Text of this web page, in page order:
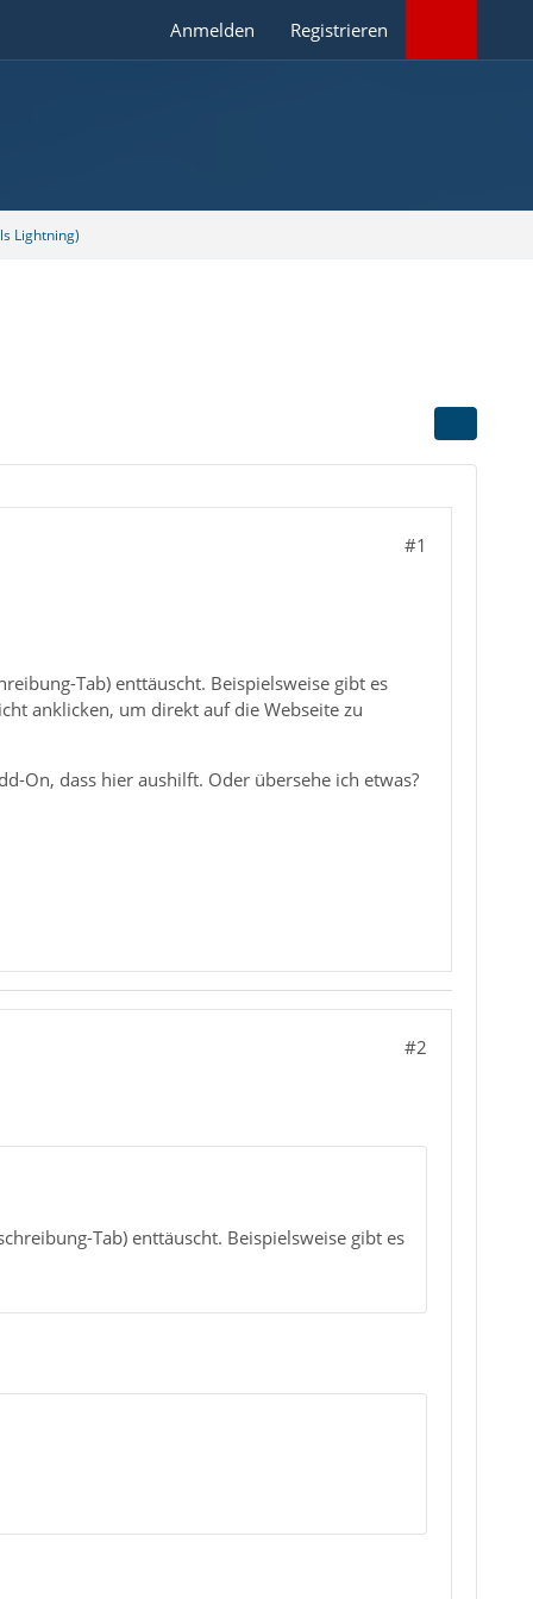
Anmelden Registrieren
Lightning)
#1
Tab) enttäuscht. Beispielsweise gibt es
anklicken, um direkt auf die Webseite zu
On, dass hier aushilft. Oder übersehe ich etwas?
#2
Tab) enttäuscht. Beispielsweise gibt es